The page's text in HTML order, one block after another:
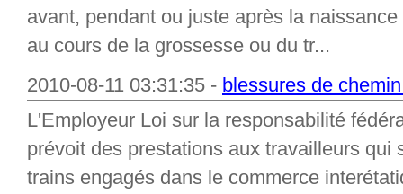
avant, pendant ou juste après la
au cours de la grossesse ou du tr...
2010-08-11 03:31:35 - blessures de
L'Employeur Loi sur la responsabilité
prévoit des prestations aux travailleurs qui
trains engagés dans le commerce